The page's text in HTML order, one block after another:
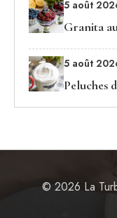
5 août
Granita
5 août
Peluches
© 2026 La